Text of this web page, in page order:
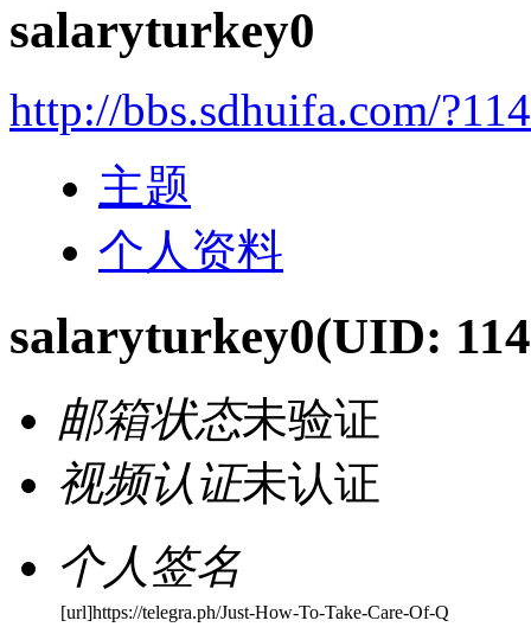
salaryturkey0
http://bbs.sdhuifa.com/
主题
个人资料
salaryturkey0(UID:
邮箱状态未验证
视频认证未认证
个人签名
[url]https://telegra.ph/Just-How-To-Take-Care-Of-Q